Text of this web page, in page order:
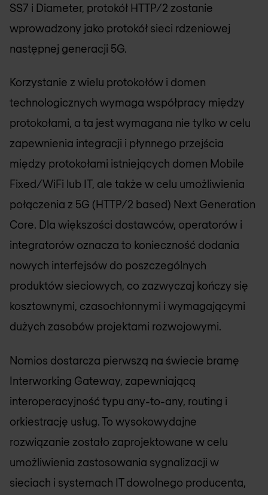
SS7 i Diameter, protokół HTTP/2 zostanie
wprowadzony jako protokół sieci rdzeniowej
następnej generacji 5G.
Korzystanie z wielu protokołów i domen
technologicznych wymaga współpracy między
protokołami, a ta jest wymagana nie tylko w celu
zapewnienia integracji i płynnego przejścia
między protokołami istniejących domen Mobile
Fixed/WiFi lub IT, ale także w celu umożliwienia
połączenia z 5G (HTTP/2 based) Next Generation
Core. Dla większości dostawców, operatorów i
integratorów oznacza to konieczność dodania
nowych interfejsów do poszczególnych
produktów sieciowych, co zazwyczaj kończy się
kosztownymi, czasochłonnymi i wymagającymi
dużych zasobów projektami rozwojowymi.
Nomios dostarcza pierwszą na świecie bramę
Interworking Gateway, zapewniającą
interoperacyjność typu any-to-any, routing i
orkiestrację usług. To wysokowydajne
rozwiązanie zostało zaprojektowane w celu
umożliwienia zastosowania sygnalizacji w
sieciach i systemach IT dowolnego producenta,